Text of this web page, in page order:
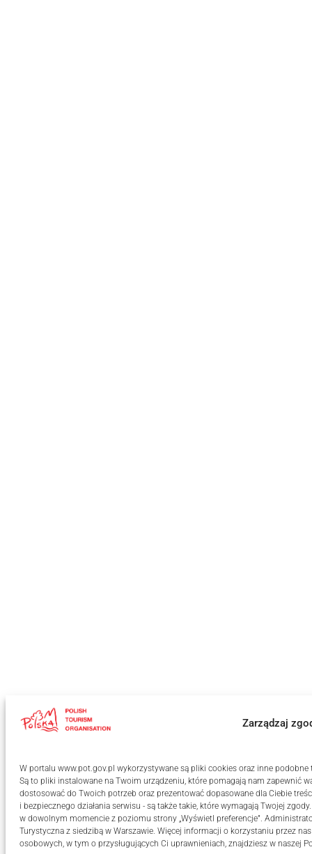
Zarządzaj
W portalu www.pot.gov.pl wykorzystywane są pliki cookies oraz inne
Są to pliki instalowane na Twoim urządzeniu, które pomagają nam zapewnić
dostosować do Twoich potrzeb oraz prezentować dopasowane dla Ciebie
i bezpiecznego działania serwisu - są także takie, które wymagają Twojej
w dowolnym momencie z poziomu strony „Wyświetl preferencje”.
Turystyczna z siedzibą w Warszawie. Więcej informacji o korzystaniu przez
osobowych, w tym o przysługujących Ci uprawnieniach, znajdziesz w naszej